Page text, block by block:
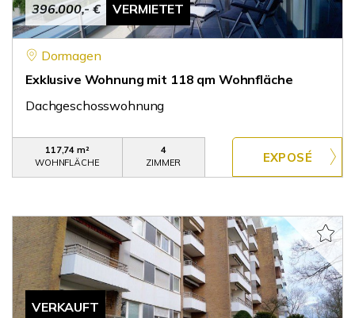
396.000,- € VERMIETET
Dormagen
Exklusive Wohnung mit 118 qm Wohnfläche
Dachgeschosswohnung
117,74 m²
WOHNFLÄCHE
4
ZIMMER
VERKAUFT